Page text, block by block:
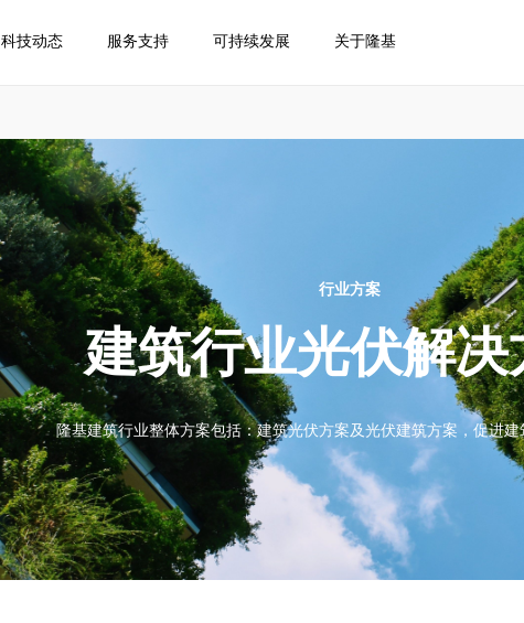
科技动态 服务支持 可持续发展 关于隆基
行业方案
建筑行业光伏解
隆基建筑行业整体方案包括：建筑光伏方案及光伏建筑方案，促进